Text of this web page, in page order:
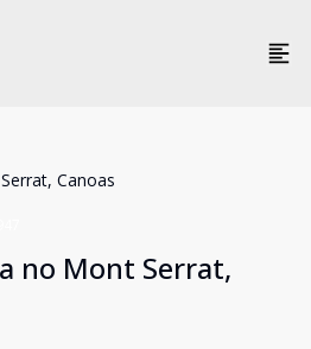
Canoas
no Mont Serrat,